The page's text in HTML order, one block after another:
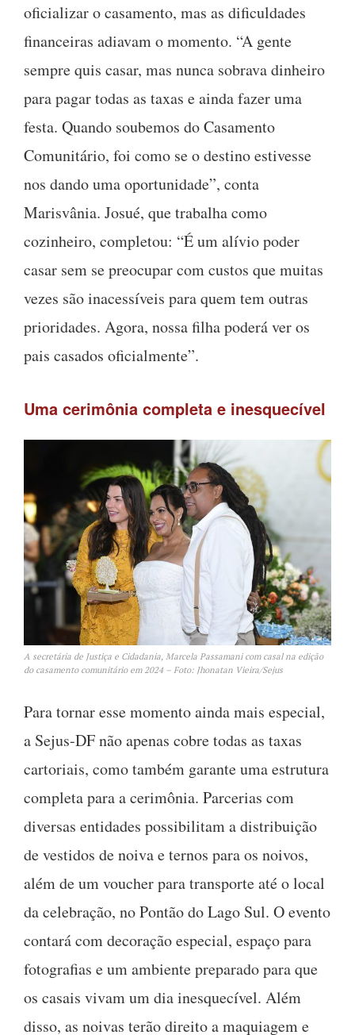
oficializar o casamento, mas as dificuldades
financeiras adiavam o momento. “A gente
sempre quis casar, mas nunca sobrava dinheiro
para pagar todas as taxas e ainda fazer uma
festa. Quando soubemos do Casamento
Comunitário, foi como se o destino estivesse
nos dando uma oportunidade”, conta
Marisvânia. Josué, que trabalha como
cozinheiro, completou: “É um alívio poder
casar sem se preocupar com custos que muitas
vezes são inacessíveis para quem tem outras
prioridades. Agora, nossa filha poderá ver os
pais casados oficialmente”.
Uma cerimônia completa e inesquecível
A secretária de Justiça e Cidadania, Marcela Passamani com casal na edição
do casamento comunitário em 2024 – Foto: Jhonatan Vieira/Sejus
Para tornar esse momento ainda mais especial,
a Sejus-DF não apenas cobre todas as taxas
cartoriais, como também garante uma estrutura
completa para a cerimônia. Parcerias com
diversas entidades possibilitam a distribuição
de vestidos de noiva e ternos para os noivos,
além de um voucher para transporte até o local
da celebração, no Pontão do Lago Sul. O evento
contará com decoração especial, espaço para
fotografias e um ambiente preparado para que
os casais vivam um dia inesquecível. Além
disso, as noivas terão direito a maquiagem e